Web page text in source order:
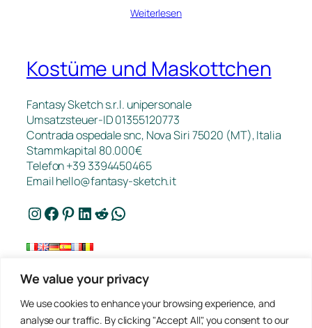
We value your privacy
We use cookies to enhance your browsing experience, and
analyse our traffic. By clicking "Accept All", you consent to our
Weiterlesen
Kostüme und Maskottchen
Fantasy Sketch s.r.l. unipersonale
Umsatzsteuer-ID 01355120773
Contrada ospedale snc, Nova Siri 75020 (MT), Italia
Stammkapital 80.000€
Telefon +39 3394450465
Emailhello@fantasy-sketch.it
Instagram Facebook Pinterest LinkedIn Reddit WhatsApp
FAQ
Arbeiten